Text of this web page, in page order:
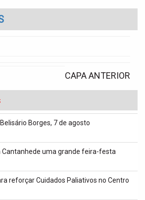
CAPA ANTERIOR
Borges, 7 de agosto
Cantanhede uma grande feira-festa
reforçar Cuidados Paliativos no Centro